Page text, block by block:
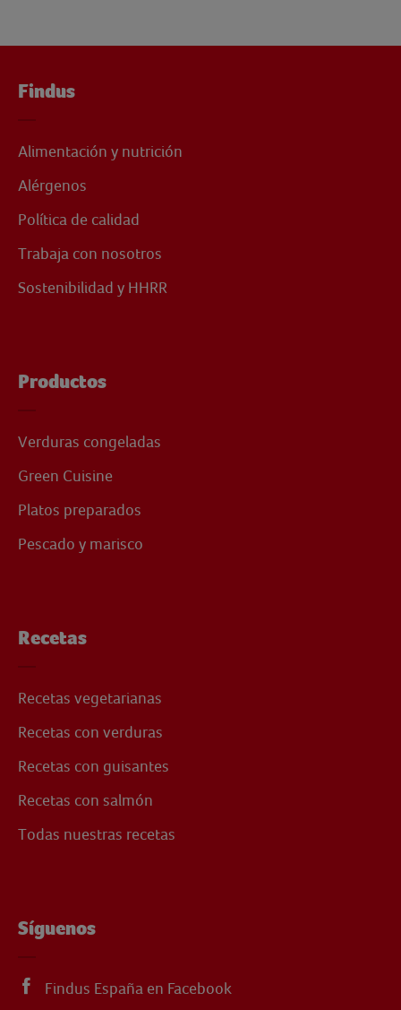
Findus
Alimentación y nutrición
Alérgenos
Política de calidad
Trabaja con nosotros
Sostenibilidad y HHRR
Productos
Verduras congeladas
Green Cuisine
Platos preparados
Pescado y marisco
Recetas
Recetas vegetarianas
Recetas con verduras
Recetas con guisantes
Recetas con salmón
Todas nuestras recetas
Síguenos
Findus España en Facebook